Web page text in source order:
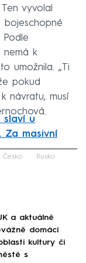
vyvolal
bojeschopné
nemá k
umožnila. „Ti
pokud
návratu, musí
slaví u
Za masivní
Česko Rusko
a aktuálně
domácí
kultury či
s